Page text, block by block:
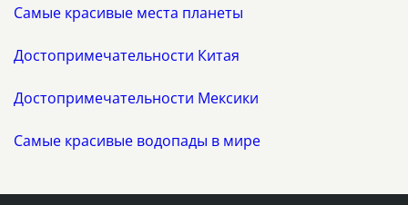
Самые красивые места планеты
Достопримечательности Китая
Достопримечательности Мексики
Самые красивые водопады в мире